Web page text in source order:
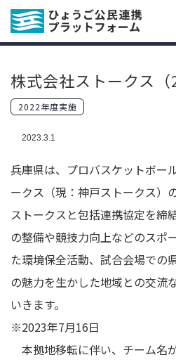
株式会社ストークス（
2022年度実施
2023.3.1
兵庫県は、プロバスケットボー
ークス（現：神戸ストークス）
ストークスと包括連携協定を締
の整備や競技力向上などのスポ
た環境保全活動、試合会場での
の魅力を生かした地域との交流
いきます。
※2023年7月16日
本拠地移転に伴い、チーム名